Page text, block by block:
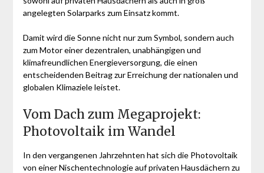
angelegten Solarparks zum Einsatz kommt.
Damit wird die Sonne nicht nur zum Symbol, sondern auch
zum Motor einer dezentralen, unabhängigen und
klimafreundlichen Energieversorgung, die einen
entscheidenden Beitrag zur Erreichung der nationalen und
globalen Klimaziele leistet.
Vom Dach zum Megaprojekt:
Photovoltaik im Wandel
In den vergangenen Jahrzehnten hat sich die Photovoltaik
von einer Nischentechnologie auf privaten Hausdächern zu